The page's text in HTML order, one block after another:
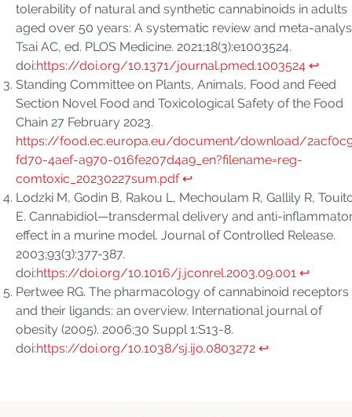
tolerability of natural and synthetic cannabinoids in adults
aged over 50 years: A systematic review and meta-
Tsai AC, ed. PLOS Medicine. 2021;18(3):e1003524.
doi:https://doi.org/10.1371/journal.pmed.1003524 ↩︎
Standing Committee on Plants, Animals, Food and Feed
Section Novel Food and Toxicological Safety of the Food
Chain 27 February 2023.
https://food.ec.europa.eu/document/download/
fd70-4aef-a970-016fe207d4a9_en?filename=reg-
comtoxic_20230227sum.pdf ↩︎
Lodzki M, Godin B, Rakou L, Mechoulam R, Gallily R,
E. Cannabidiol—transdermal delivery and anti-
effect in a murine model. Journal of Controlled Release.
2003;93(3):377-387.
doi:https://doi.org/10.1016/j.jconrel.2003.09.001 ↩︎
Pertwee RG. The pharmacology of cannabinoid receptors
and their ligands: an overview. International journal of
obesity (2005). 2006;30 Suppl 1:S13-8.
doi:https://doi.org/10.1038/sj.ijo.0803272 ↩︎